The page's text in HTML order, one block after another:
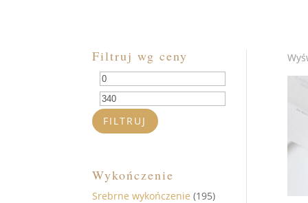
Filtruj wg ceny
Cena
min
FILTRUJ
Wykończenie
Srebrne wykończenie (195)